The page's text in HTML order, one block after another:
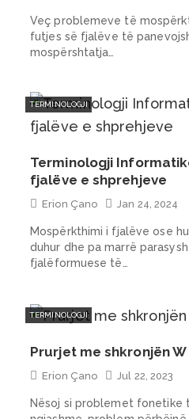
Veç problemeve të
futjes së fjalëve të
mospërshtatja…
TERMINOLOGJI
Terminologji
fjalëve e shprehjeve
Erion Çano Jan 24, 2024
Mospërkthimi i fjalëve ose
duhur dhe pa marrë
fjalëformuese të…
TERMINOLOGJI
Prurjet me shkronjën W
Erion Çano Jul 22, 2023
Nësoj si problemet fonetike